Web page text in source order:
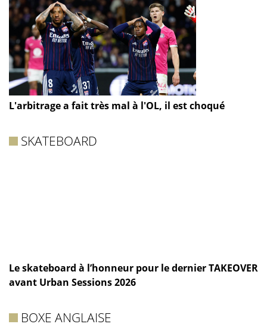
L'arbitrage a fait très mal à l'OL, il est choqué
SKATEBOARD
Le skateboard à l’honneur pour le dernier TAKEOVER
avant Urban Sessions 2026
BOXE ANGLAISE